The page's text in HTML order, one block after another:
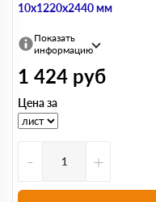
10х1220х2440 мм
Показать
информацию
1 424 руб
Цена за
- +